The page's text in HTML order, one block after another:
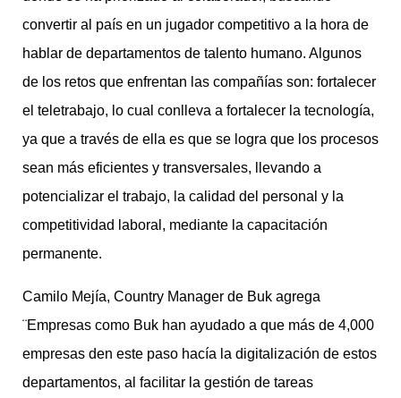
convertir al país en un jugador competitivo a la hora de
hablar de departamentos de talento humano. Algunos
de los retos que enfrentan las compañías son: fortalecer
el teletrabajo, lo cual conlleva a fortalecer la tecnología,
ya que a través de ella es que se logra que los procesos
sean más eficientes y transversales, llevando a
potencializar el trabajo, la calidad del personal y la
competitividad laboral, mediante la capacitación
permanente.
Camilo Mejía, Country Manager de Buk agrega
¨Empresas como Buk han ayudado a que más de 4,000
empresas den este paso hacía la digitalización de estos
departamentos, al facilitar la gestión de tareas